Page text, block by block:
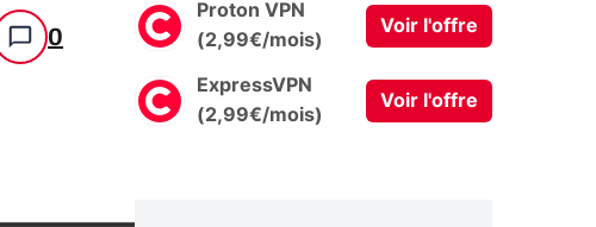
0
Proton VPN
(2,99€/mois)
Voir l'offre
ExpressVPN
(2,99€/mois)
Voir l'offre